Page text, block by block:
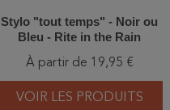
Stylo "tout temps" - Noir ou
Bleu - Rite in the Rain
À partir de 19,95 €
VOIR LES PRODUITS